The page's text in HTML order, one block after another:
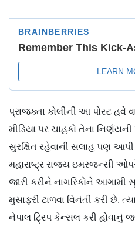
પ્રાજક્તા કોલીની આ પોસ્ટ હવે
મીડિયા પર ચાહકો તેના
સુરક્ષિત રહેવાની સલાહ પણ
મહારાષ્ટ્ર રાજ્ય ઇમરજન્સી
જારી કરીને નાગરિકોને આગામી
મુસાફરી ટાળવા વિનંતી કરી છે.
નેપાલ ટ્રિપ કેન્સલ કરી હોવાનું